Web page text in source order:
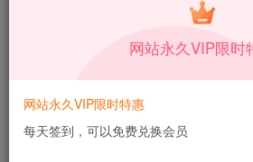
本站所有内容来自互联网收集，仅供学
用途。如有侵权、不妥之处，请第一时间
网站永久VIP限时
网站永久VIP限时特惠
每天签到，可以免费兑换会员